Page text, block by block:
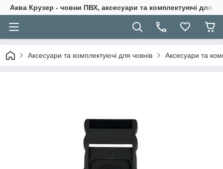
Аква Крузер - човни ПВХ, аксесуари та комплектуючі для
Аксесуари та комплектуючі для човнів Аксесуари та